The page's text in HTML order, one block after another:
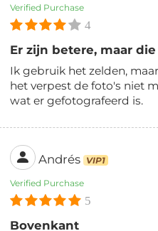
Verified Purchase
4
Er zijn betere, maar
Ik gebruik het zelden,
het verpest de foto's niet
wat er gefotografeerd is.
Andrés VIP1
Verified Purchase
5
Bovenkant